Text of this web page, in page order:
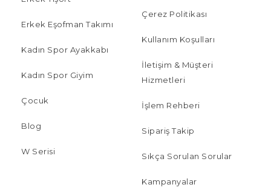
Erkek Eşofman Takımı
Kadın Spor Ayakkabı
Kadın Spor Giyim
Çocuk
Blog
W Serisi
Çerez Politikası
Kullanım Koşulları
İletişim & Müşteri
Hizmetleri
İşlem Rehberi
Sipariş Takip
Sıkça Sorulan Sorular
Kampanyalar